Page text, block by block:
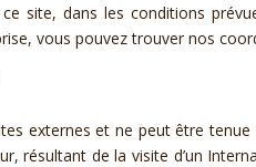
site, dans les conditions
vous pouvez trouver nos
externes et ne peut être
résultant de la visite d’un